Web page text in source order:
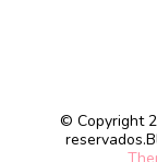
© Copyright
reservados.